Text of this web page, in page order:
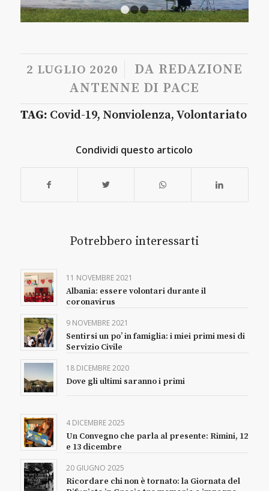
1 2 3
2 LUGLIO 2020
/ DA REDAZIONE
ANTENNE DI PACE
TAG: Covid-19, Nonviolenza, Volontariato
Condividi questo articolo
Potrebbero interessarti
11 NOVEMBRE 2021
Albania: essere volontari durante il
coronavirus
9 NOVEMBRE 2021
Sentirsi un po’ in famiglia: i miei primi mesi di
Servizio Civile
18 DICEMBRE 2020
Dove gli ultimi saranno i primi
4 DICEMBRE 2025
Un Convegno che parla al presente: Rimini, 12
e 13 dicembre
20 GIUGNO 2025
Ricordare chi non è tornato: la Giornata del